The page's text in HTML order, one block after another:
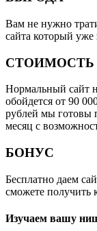
Вам не нужно
сайта который
СТОИМОСТЬ
Нормальный сайт
обойдется от 90
рублей мы готовы
месяц с
БОНУС
Бесплатно даем
сможете получить
Изучаем вашу